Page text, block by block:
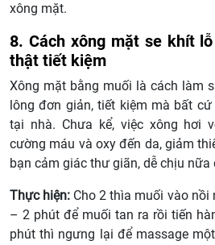
xông mặt.
8. Cách xông mặt se khít
thật tiết kiệm
Xông mặt bằng muối là cách làm
lông đơn giản, tiết kiệm mà bất
tại nhà. Chưa kể, việc xông hơi
cường máu và oxy đến da, giảm
bạn cảm giác thư giãn, dễ chịu nữa
Thực hiện: Cho 2 thìa muối vào nồi
– 2 phút để muối tan ra rồi tiến
phút thì ngưng lại để massage